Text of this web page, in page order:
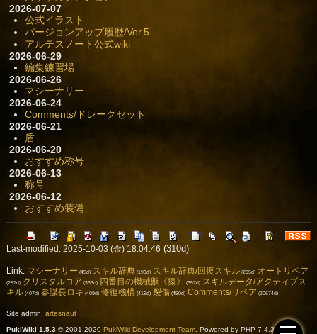
2026-07-07
公式イラスト
バージョンアップ履歴/Ver.5
アルテスノート公式wiki
2026-06-29
編集練習場
2026-06-26
マシーナリー
2026-06-24
Comments/ドレークセット
2026-06-21
盾
2026-06-20
おすすめ称号
2026-06-13
称号
2026-06-12
おすすめ装備
Last-modified: 2025-10-03 (金) 18:04:46 (310d)
Link: マシーナリー (45d) スキル辞典(199d) スキル辞典/回復スキル(295d) オートリペア
(297d) クリスタルコア (333d) 四番目の機械獣《猿》 (357d)
スキルデータ/アクティブス
キル(407d) 参謀長ロキ (409d) 修復機構(419d) 裂傷(450d) Comments/リペア (20674d)
Site admin: artesnaut
PukiWiki 1.5.3© 2001-2020 PukiWiki Development Team. Powered by PHP 7.4.33. HTML